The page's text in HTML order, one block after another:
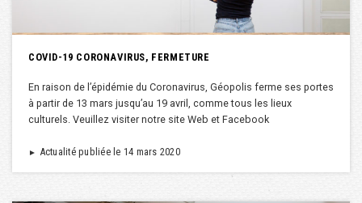
COVID-19 CORONAVIRUS, FERMETURE
En raison de l’épidémie du Coronavirus, Géopolis ferme ses portes
à partir de 13 mars jusqu’au 19 avril, comme tous les lieux
culturels. Veuillez visiter notre site Web et Facebook
► Actualité publiée le 14 mars 2020